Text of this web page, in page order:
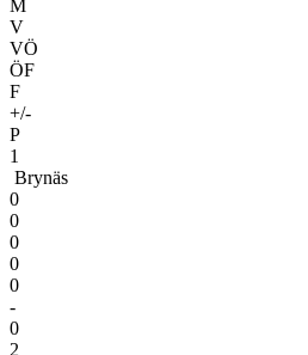
M
V
VÖ
ÖF
F
+/-
P
1
Brynäs
0
0
0
0
0
-
0
2